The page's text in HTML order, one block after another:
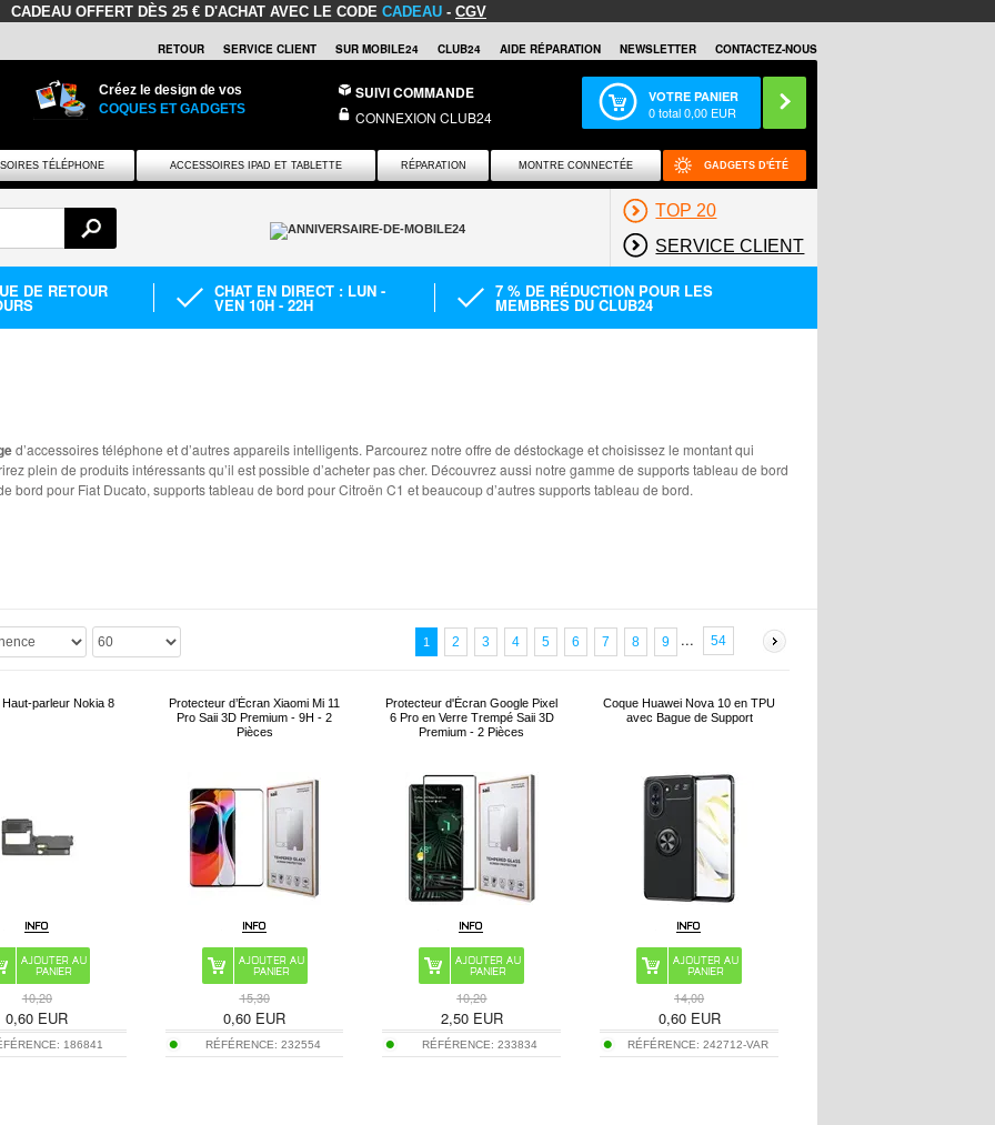
CADEAU OFFERT DÈS 25 € D'ACHAT AVEC LE CODE CADEAU - CGV
RETOUR SERVICE CLIENT SUR MOBILE24 CLUB24 AIDE RÉPARATION NEWSLETTER CONTACTEZ-NOUS
Créez le design de vos
COQUES ET GADGETS
SUIVI COMMANDE
CONNEXION CLUB24
VOTRE PANIER
0total0,00 EUR
TÉLÉPHONE ACCESSOIRES IPAD ET TABLETTE RÉPARATION MONTRE CONNECTÉE GADGETS D'ÉTÉ
TOP 20
SERVICE CLIENT
DE RETOUR CHAT EN DIRECT : LUN -
VEN 10H - 22H
7 % DE RÉDUCTION POUR LES
MEMBRES DU CLUB24
d’accessoires téléphone et d’autres appareils intelligents. Parcourez notre offre de déstockage et choisissez le montant qui
plein de produits intéressants qu’il est possible d’acheter pas cher. Découvrez aussi notre gamme de supports tableau de bord
bord pour Fiat Ducato, supports tableau de bord pour Citroën C1 et beaucoup d’autres supports tableau de bord.
1 2 3 4 5 6 7 8 9 ... 54
Haut-parleur Nokia 8
10,20
0,60 EUR
186841
Protecteur d’Écran Xiaomi Mi 11
Pro Saii 3D Premium - 9H - 2
Pièces
15,30
0,60 EUR
RÉFÉRENCE: 232554
Protecteur d'Écran Google Pixel
6 Pro en Verre Trempé Saii 3D
Premium - 2 Pièces
10,20
2,50EUR
RÉFÉRENCE:233834
Coque Huawei Nova 10 en TPU
avec Bague de Support
14,00
0,60EUR
RÉFÉRENCE: 242712-VAR